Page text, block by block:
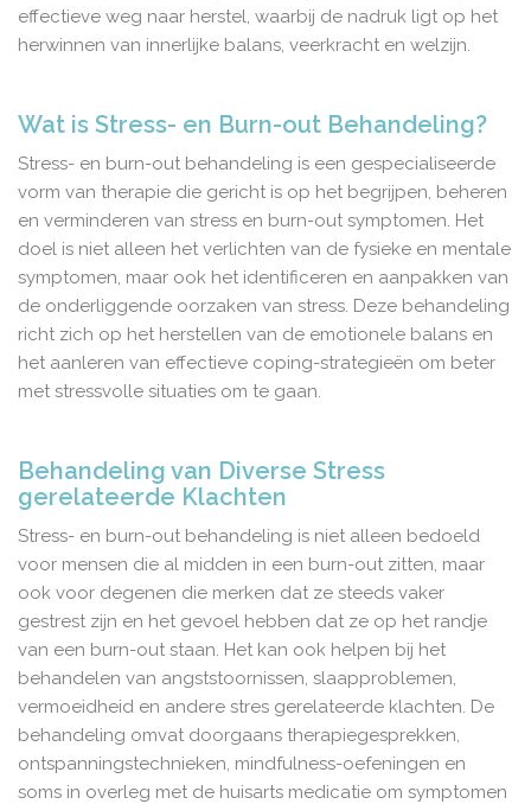
effectieve weg naar herstel, waarbij de nadruk ligt op het
herwinnen van innerlijke balans, veerkracht en welzijn.
Wat is Stress- en Burn-out Behandeling?
Stress- en burn-out behandeling is een gespecialiseerde
vorm van therapie die gericht is op het begrijpen, beheren
en verminderen van stress en burn-out symptomen. Het
doel is niet alleen het verlichten van de fysieke en mentale
symptomen, maar ook het identificeren en aanpakken van
de onderliggende oorzaken van stress. Deze behandeling
richt zich op het herstellen van de emotionele balans en
het aanleren van effectieve coping-strategieën om beter
met stressvolle situaties om te gaan.
Behandeling van Diverse Stress
gerelateerde Klachten
Stress- en burn-out behandeling is niet alleen bedoeld
voor mensen die al midden in een burn-out zitten, maar
ook voor degenen die merken dat ze steeds vaker
gestrest zijn en het gevoel hebben dat ze op het randje
van een burn-out staan. Het kan ook helpen bij het
behandelen van angststoornissen, slaapproblemen,
vermoeidheid en andere stres gerelateerde klachten. De
behandeling omvat doorgaans therapiegesprekken,
ontspanningstechnieken, mindfulness-oefeningen en
soms in overleg met de huisarts medicatie om symptomen